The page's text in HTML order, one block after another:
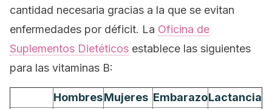
cantidad necesaria gracias a la que se evitan
enfermedades por déficit. La Oficina de
Suplementos Dietéticos establece las siguientes
para las vitaminas B:
HombresMujeres EmbarazoLactancia